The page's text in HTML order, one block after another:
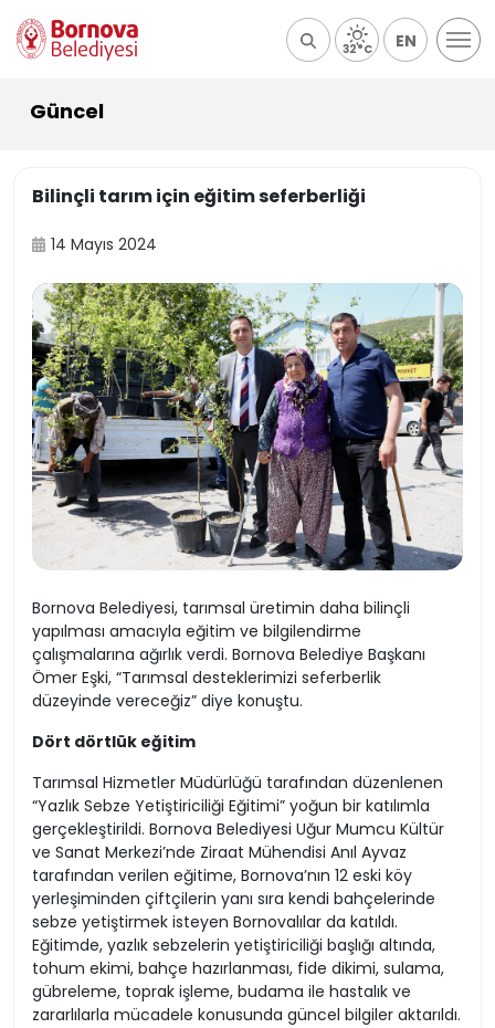
32°C EN
Güncel
Bilinçli tarım için eğitim seferberliği
14 Mayıs 2024
Bornova Belediyesi, tarımsal üretimin daha bilinçli
yapılması amacıyla eğitim ve bilgilendirme
çalışmalarına ağırlık verdi. Bornova Belediye Başkanı
Ömer Eşki, “Tarımsal desteklerimizi seferberlik
düzeyinde vereceğiz” diye konuştu.
Dört dörtlük eğitim
Tarımsal Hizmetler Müdürlüğü tarafından düzenlenen
“Yazlık Sebze Yetiştiriciliği Eğitimi” yoğun bir katılımla
gerçekleştirildi. Bornova Belediyesi Uğur Mumcu Kültür
ve Sanat Merkezi’nde Ziraat Mühendisi Anıl Ayvaz
tarafından verilen eğitime, Bornova’nın 12 eski köy
yerleşiminden çiftçilerin yanı sıra kendi bahçelerinde
sebze yetiştirmek isteyen Bornovalılar da katıldı.
Eğitimde, yazlık sebzelerin yetiştiriciliği başlığı altında,
tohum ekimi, bahçe hazırlanması, fide dikimi, sulama,
gübreleme, toprak işleme, budama ile hastalık ve
zararlılarla mücadele konusunda güncel bilgiler aktarıldı.